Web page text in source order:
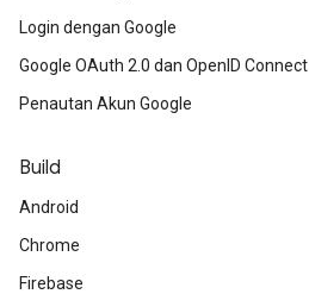
Login dengan Google
Google OAuth 2.0 dan OpenID Connect
Penautan Akun Google
Build
Android
Chrome
Firebase